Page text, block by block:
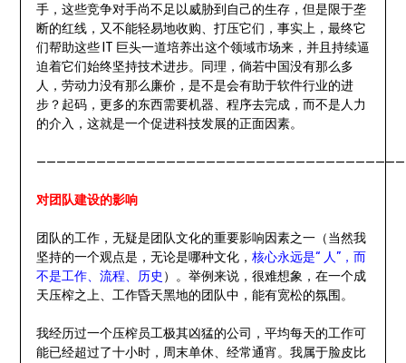
手，这些竞争对手尚不足以威胁到自己的生存，但是限于垄
断的红线，又不能轻易地收购、打压它们，事实上，最终它
们帮助这些 IT 巨头一道培养出这个领域市场来，并且持续逼
迫着它们始终坚持技术进步。同理，倘若中国没有那么多
人，劳动力没有那么廉价，是不是会有助于软件行业的进
步？起码，更多的东西需要机器、程序去完成，而不是人力
的介入，这就是一个促进科技发展的正面因素。
对团队建设的影响
团队的工作，无疑是团队文化的重要影响因素之一（当然我
坚持的一个观点是，无论是哪种文化， 核心永远是“ 人”，而
不是工作、流程、历史 ）。举例来说，很难想象，在一个成
天压榨之上、工作昏天黑地的团队中，能有宽松的氛围。
我经历过一个压榨员工极其凶猛的公司，平均每天的工作可
能已经超过了十小时，周末单休、经常通宵。我属于脸皮比